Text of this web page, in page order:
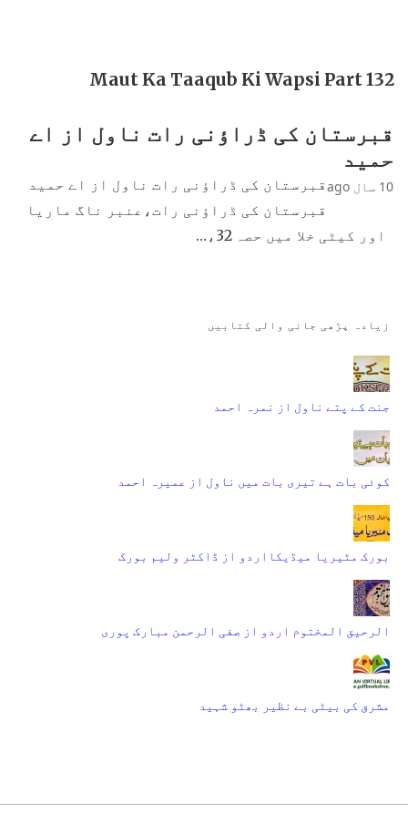
Maut Ka Taaqub Ki Wapsi Part 132
قبرستان کی ڈراؤنی رات ناول از اے
حمید
10 سال ago
قبرستان کی ڈراؤنی رات ناول از اے حمید
قبرستان کی ڈراؤنی رات،عنبر ناگ ماریا
اور کیٹی خلا میں حصہ 32،…
زیادہ پڑھی جانی والی کتابیں
جنت کے پتے ناول از نمرہ احمد
کوئی بات ہے تیری بات میں ناول از عمیرہ احمد
بورک مٹیریا میڈیکااردو از ڈاکٹر ولیم بورک
الرحیق المختوم اردو از صفی الرحمن مبارک پوری
مشرق کی بیٹی بے نظیر بھٹو شہید